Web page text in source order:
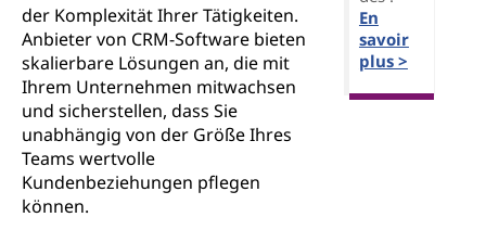
der Komplexität Ihrer Tätigkeiten.
Anbieter von CRM-Software bieten
skalierbare Lösungen an, die mit
Ihrem Unternehmen mitwachsen
und sicherstellen, dass Sie
unabhängig von der Größe Ihres
Teams wertvolle
Kundenbeziehungen pflegen
können.
En
savoir
plus >